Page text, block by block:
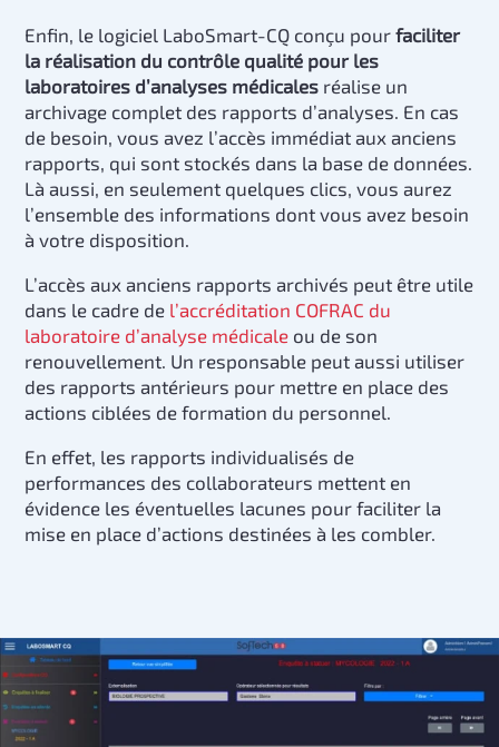
Enfin, le logiciel LaboSmart-CQ conçu pourfaciliter
la réalisation du contrôle qualité pour les
laboratoires d’analyses médicales réalise un
archivage complet des rapports d’analyses. En cas
de besoin, vous avez l’accès immédiat aux anciens
rapports, qui sont stockés dans la base de données.
Là aussi, en seulement quelques clics, vous aurez
l’ensemble des informations dont vous avez besoin
à votre disposition.
L’accès aux anciens rapports archivés peut être utile
dans le cadre de l’accréditation COFRAC du
laboratoire d’analyse médicale ou de son
renouvellement. Un responsable peut aussi utiliser
des rapports antérieurs pour mettre en place des
actions ciblées de formation du personnel.
En effet, les rapports individualisés de
performances des collaborateurs mettent en
évidence les éventuelles lacunes pour faciliter la
mise en place d’actions destinées à les combler.